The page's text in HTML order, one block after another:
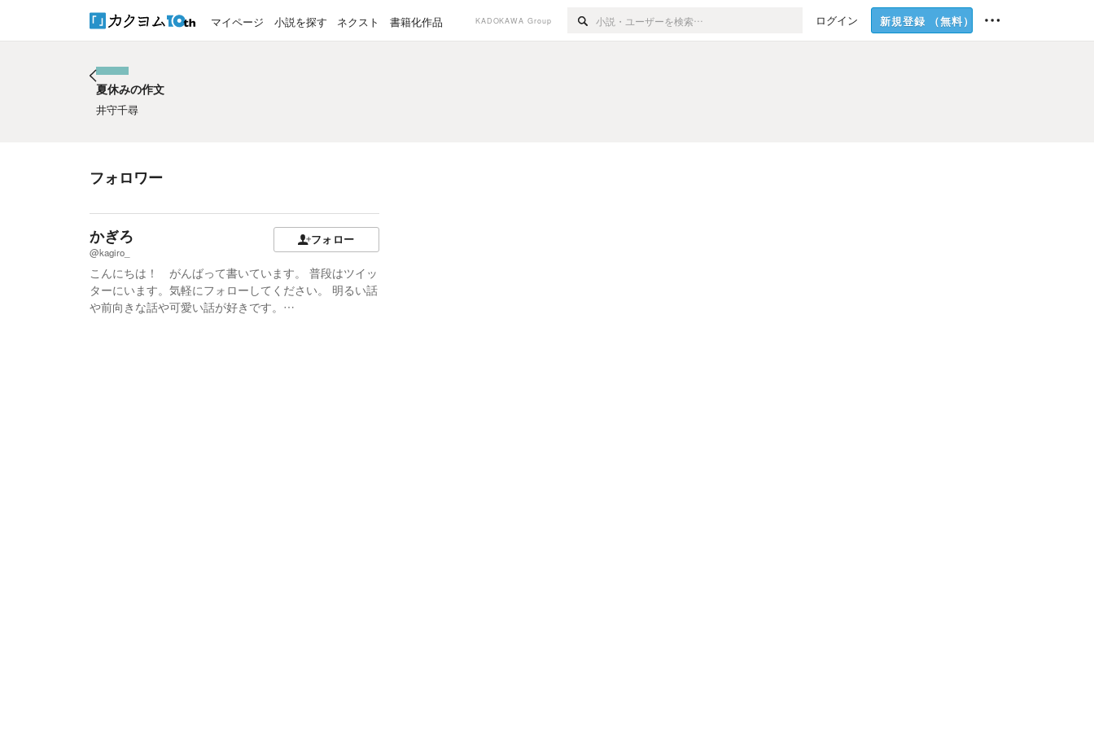
マイページ 小説を探す ネクスト 書籍化作品 KADOKAWA Group ログイン 新規登録 （無料）
夏休みの作文
井守千尋
フォロワー
かぎろ
@kagiro_
フォロー
こんにちは！ がんばって書いています。 普段はツイッ
ターにいます。気軽にフォローしてください。 明るい話
や前向きな話や可愛い話が好きです。…